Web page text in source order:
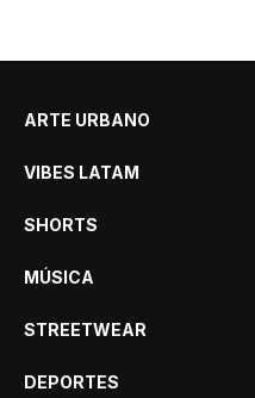
ARTE URBANO
VIBES LATAM
SHORTS
MÚSICA
STREETWEAR
DEPORTES